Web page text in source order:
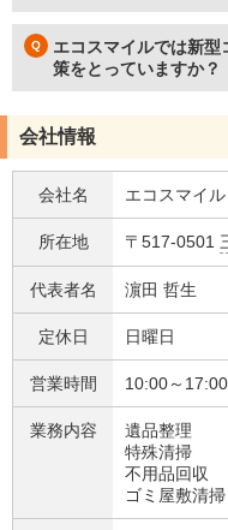
エコスマイルでは新
策をとっていますか？
会社情報
会社名 エコスマイル
所在地 〒517-0501
代表者名 濵田 哲生
定休日 日曜日
営業時間 10:00～17:00
業務内容
遺品整理
特殊清掃
不用品回収
ゴミ屋敷清掃